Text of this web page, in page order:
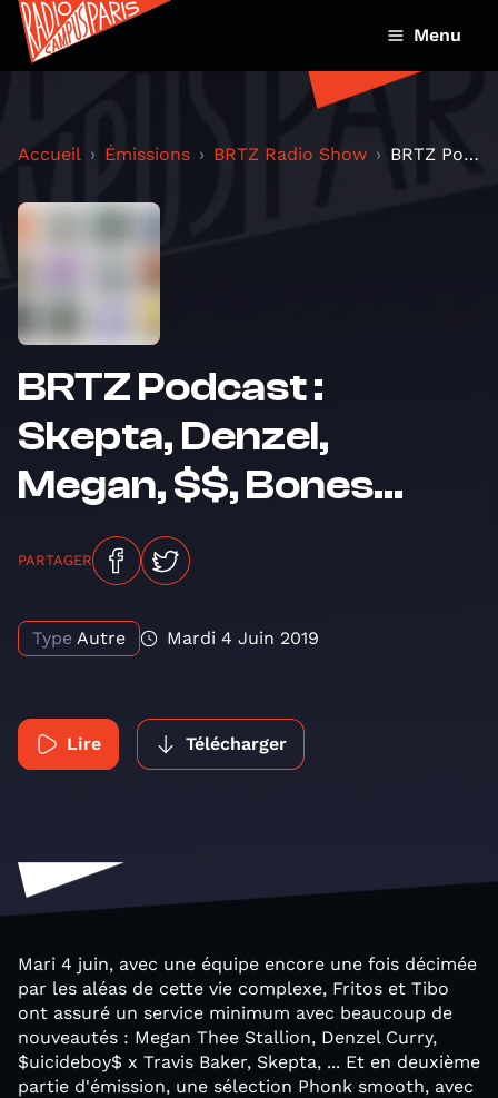
Menu
Accueil Émissions BRTZ Radio Show BRTZ Podcast : Skepta, Denzel, Megan, $$, Bones...
BRTZ Podcast :
Skepta, Denzel,
Megan, $$, Bones...
PARTAGER
Type Autre Mardi 4 Juin 2019
Lire Télécharger
Mari 4 juin, avec une équipe encore une fois décimée
par les aléas de cette vie complexe, Fritos et Tibo
ont assuré un service minimum avec beaucoup de
nouveautés : Megan Thee Stallion, Denzel Curry,
$uicideboy$ x Travis Baker, Skepta, ... Et en deuxième
partie d'émission, une sélection Phonk smooth, avec